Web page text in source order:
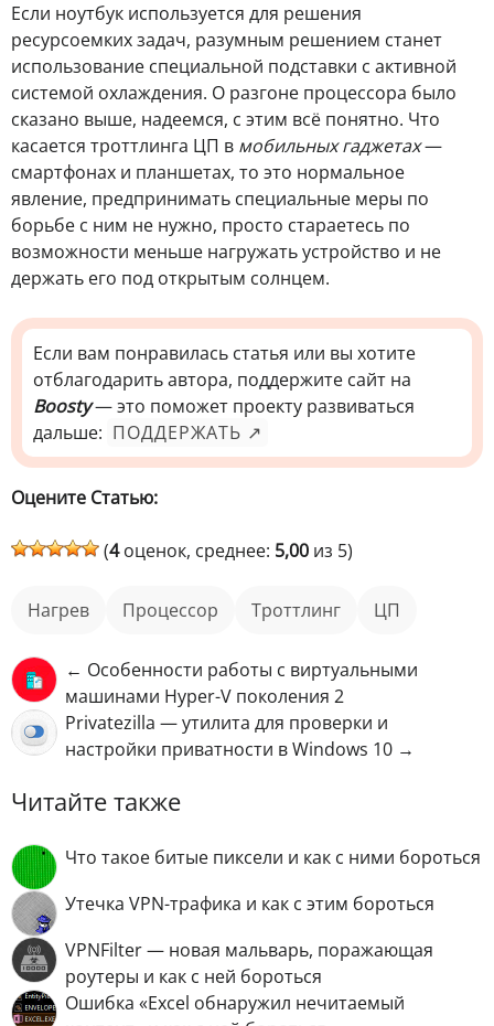
Если ноутбук используется для решения
ресурсоемких задач, разумным решением станет
использование специальной подставки с активной
системой охлаждения. О разгоне процессора было
сказано выше, надеемся, с этим всё понятно. Что
касается троттлинга ЦП в мобильных гаджетах—
смартфонах и планшетах, то это нормальное
явление, предпринимать специальные меры по
борьбе с ним не нужно, просто стараетесь по
возможности меньше нагружать устройство и не
держать его под открытым солнцем.
Если вам понравилась статья или вы хотите
отблагодарить автора, поддержите сайт на
Boosty— это поможет проекту развиваться
дальше: ПОДДЕРЖАТЬ ↗
Оцените Статью:
(4оценок, среднее: 5,00 из 5)
нагрев процессор троттлинг ЦП
← Особенности работы с виртуальными
машинами Hyper-V поколения 2
Privatezilla — утилита для проверки и
настройки приватности в Windows 10 →
Читайте также
Что такое битые пиксели и как с ними бороться
Утечка VPN-трафика и как с этим бороться
VPNFilter — новая мальварь, поражающая
роутеры и как с ней бороться
Ошибка «Excel обнаружил нечитаемый